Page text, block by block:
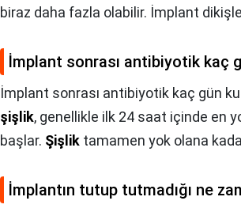
biraz daha fazla olabilir. İmplant
İmplant sonrası antibiyotik kaç
İmplant sonrası antibiyotik kaç gün
şişlik, genellikle ilk 24 saat içinde en
başlar. Şişlik tamamen yok olana
İmplantın tutup tutmadığı ne